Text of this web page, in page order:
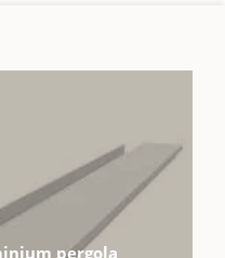
pergola